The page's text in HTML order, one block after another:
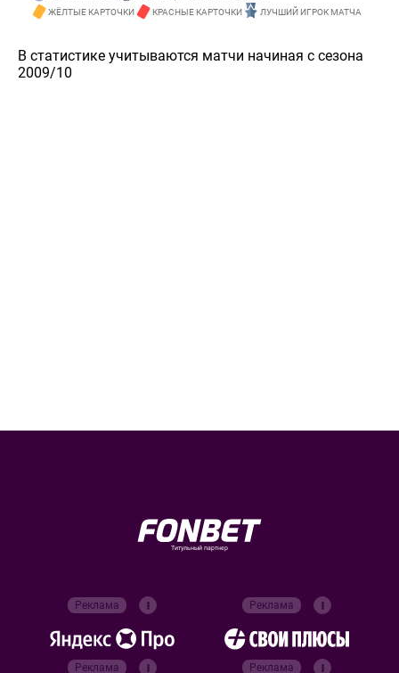
ЖЁЛТЫЕ КАРТОЧКИ
КРАСНЫЕ КАРТОЧКИ ЛУЧШИЙ ИГРОК МАТЧА
В статистике учитываются матчи начиная с сезона
2009/10
Титульный партнер
Реклама Реклама
Реклама Реклама